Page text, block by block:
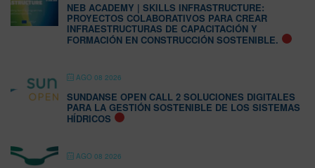
NEB ACADEMY | SKILLS INFRASTRUCTURE:
PROYECTOS COLABORATIVOS PARA CREAR
INFRAESTRUCTURAS DE CAPACITACIÓN Y
FORMACIÓN EN CONSTRUCCIÓN SOSTENIBLE.
AGO 08 2026
SUNDANSE OPEN CALL 2 SOLUCIONES DIGITALES
PARA LA GESTIÓN SOSTENIBLE DE LOS SISTEMAS
HÍDRICOS
AGO 08 2026